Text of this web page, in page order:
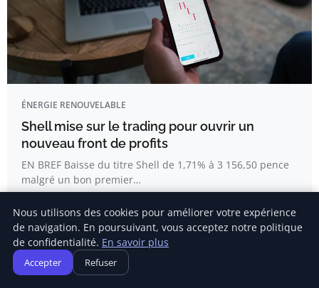
ÉNERGIE RENOUVELABLE
Shell mise sur le trading pour ouvrir un
nouveau front de profits
EN BREF Baisse du titre Shell de 1,71% à 3 156,50 pence
malgré un bon premier…
Delphine Lemaire
Nous utilisons des cookies pour améliorer votre expérience
de navigation. En poursuivant, vous acceptez notre politique
de confidentialité. En savoir plus
Accepter Refuser